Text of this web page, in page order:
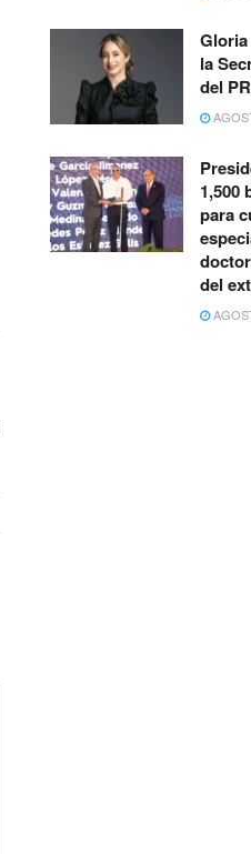
la
del
1,500
para
del